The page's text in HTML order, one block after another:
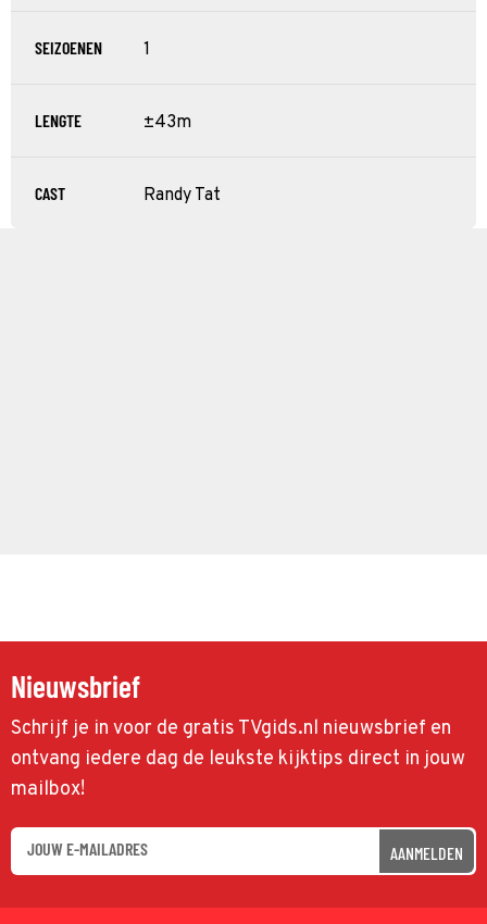
SEIZOENEN 1
LENGTE ±43m
CAST Randy Tat
Nieuwsbrief
Schrijf je in voor de gratis TVgids.nl nieuwsbrief en
ontvang iedere dag de leukste kijktips direct in jouw
mailbox!
AANMELDEN